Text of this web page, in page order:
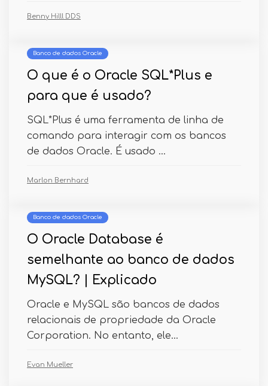
Benny Hilll DDS
Banco de dados Oracle
O que é o Oracle SQL*Plus e
para que é usado?
SQL*Plus é uma ferramenta de linha de
comando para interagir com os bancos
de dados Oracle. É usado ...
Marlon Bernhard
Banco de dados Oracle
O Oracle Database é
semelhante ao banco de dados
MySQL? | Explicado
Oracle e MySQL são bancos de dados
relacionais de propriedade da Oracle
Corporation. No entanto, ele...
Evan Mueller